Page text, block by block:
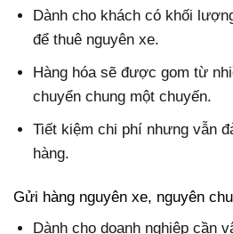
Dành cho khách có khối
để thuê nguyên xe.
Hàng hóa sẽ được gom từ
chuyển chung một chuyến.
Tiết kiệm chi phí nhưng vẫn
hàng.
Gửi hàng nguyên xe, nguyên
Dành cho doanh nghiệp cần